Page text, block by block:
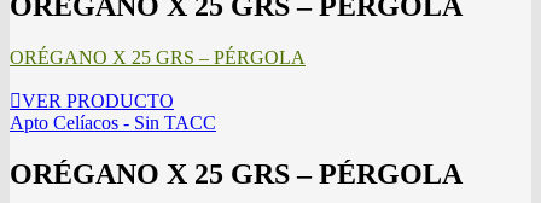
ORÉGANO X 25 GRS – PÉRGOLA
ORÉGANO X 25 GRS – PÉRGOLA
VER PRODUCTO
Apto Celíacos - Sin TACC
ORÉGANO X 25 GRS – PÉRGOLA